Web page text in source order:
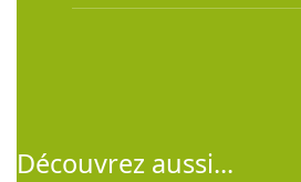
Découvrez aussi...